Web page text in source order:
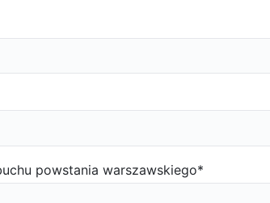
powstania warszawskiego*